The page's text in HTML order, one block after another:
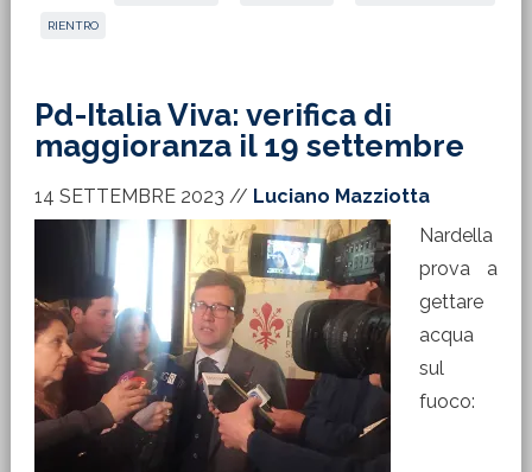
RIENTRO
Pd-Italia Viva: verifica di
maggioranza il 19 settembre
14 SETTEMBRE 2023 // Luciano Mazziotta
Nardella
prova a
gettare
acqua
sul
fuoco: